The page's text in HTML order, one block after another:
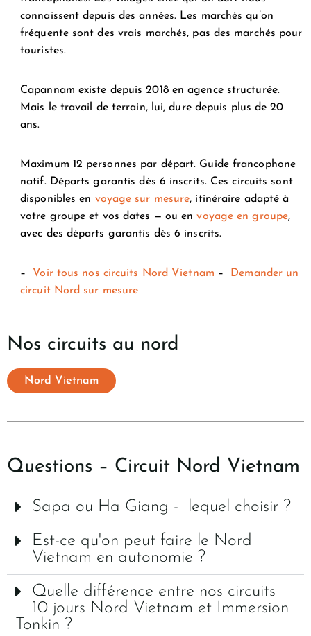
connaissent depuis des années. Les marchés qu’on
fréquente sont des vrais marchés, pas des marchés pour
touristes.
Capannam existe depuis 2018 en agence structurée.
Mais le travail de terrain, lui, dure depuis plus de 20
ans.
Maximum 12 personnes par départ. Guide francophone
natif. Départs garantis dès 6 inscrits. Ces circuits sont
disponibles en voyage sur mesure, itinéraire adapté à
votre groupe et vos dates — ou envoyage en groupe,
avec des départs garantis dès 6 inscrits.
– Voir tous nos circuits Nord Vietnam –
Demander un
circuit Nord sur mesure
Nos circuits au nord
Nord Vietnam
Questions – Circuit Nord Vietnam
Sapa ou Ha Giang - lequel choisir ?
Est-ce qu'on peut faire le Nord
Vietnam en autonomie ?
Quelle différence entre nos circuits
10 jours Nord Vietnam et Immersion
Tonkin ?